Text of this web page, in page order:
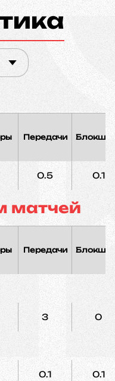
Передачи
0.5 0.1
матчей
Передачи
3 0
0.1 0.1